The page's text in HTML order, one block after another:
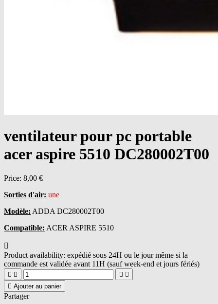
ventilateur pour pc portable
acer aspire 5510 DC280002T00
Price: 8,00 €
Sorties d'air: une
Modèle: ADDA DC280002T00
Compatible: ACER ASPIRE 5510

Product availability: expédié sous 24H ou le jour même si la
commande est validée avant 11H (sauf week-end et jours fériés)
   
 Ajouter au panier
Partager